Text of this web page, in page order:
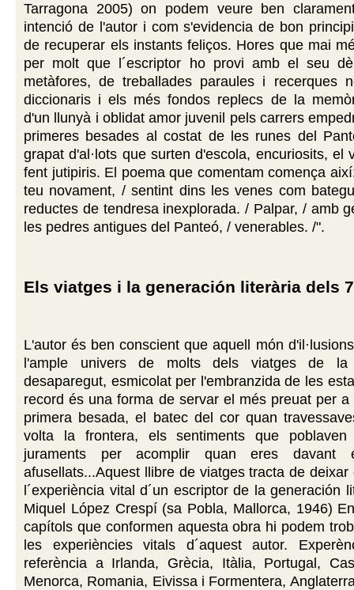
Tarragona 2005) on podem veure ben
intenció de l'autor i com s'evidencia de bon
de recuperar els instants feliços. Hores que mai
per molt que l´escriptor ho provi amb el seu
metàfores, de treballades paraules i recerques
diccionaris i els més fondos replecs de la
d'un llunyà i oblidat amor juvenil pels carrers
primeres besades al costat de les runes del
grapat d'al·lots que surten d'escola, encuriosits, el
fent jutipiris. El poema que comentam comença
teu novament, / sentint dins les venes com
reductes de tendresa inexplorada. / Palpar, / amb
les pedres antigues del Panteó, / venerables. /".
Els viatges i la generación literària dels
L'autor és ben conscient que aquell món
l'ample univers de molts dels viatges de la
desaparegut, esmicolat per l'embranzida de les
record és una forma de servar el més preuat per
primera besada, el batec del cor quan
volta la frontera, els sentiments que
juraments per acomplir quan eres davant
afusellats...Aquest llibre de viatges tracta de deixar
l´experiència vital d´un escriptor de la generación
Miquel López Crespí (sa Pobla, Mallorca, 1946)
capítols que conformen aquesta obra hi podem
les experiències vitals d´aquest autor.
referència a Irlanda, Grècia, Itàlia, Portugal,
Menorca, Romania, Eivissa i Formentera,